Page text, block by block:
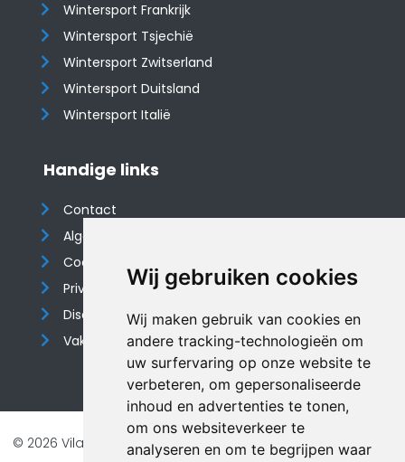
Wij gebruiken cookies
Wij maken gebruik van cookies en
andere tracking-technologieën om
uw surfervaring op onze website te
verbeteren, om gepersonaliseerde
inhoud en advertenties te tonen,
om ons websiteverkeer te
analyseren en om te begrijpen waar
Wintersport Frankrijk
Wintersport Tsjechië
Wintersport Zwitserland
Wintersport Duitsland
Wintersport Italië
Handige links
Contact
Algemene voorwaarden
Cookieverklaring
Privacyverklaring
Disclaimer
Vakantiehuis website
© 2026 Vilando Vakantiehuizen |Website door FalcoTravel